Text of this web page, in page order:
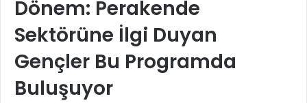
Dönem: Perakende
Sektörüne İlgi Duyan
Gençler Bu Programda
Buluşuyor